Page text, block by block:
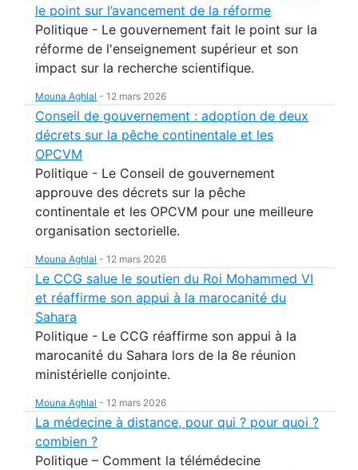
le point sur l’avancement de la réforme
Politique - Le gouvernement fait le point sur la
réforme de l'enseignement supérieur et son
impact sur la recherche scientifique.
Mouna Aghlal - 12 mars 2026
Conseil de gouvernement : adoption de deux
décrets sur la pêche continentale et les
OPCVM
Politique - Le Conseil de gouvernement
approuve des décrets sur la pêche
continentale et les OPCVM pour une meilleure
organisation sectorielle.
Mouna Aghlal - 12 mars 2026
Le CCG salue le soutien du Roi Mohammed VI
et réaffirme son appui à la marocanité du
Sahara
Politique - Le CCG réaffirme son appui à la
marocanité du Sahara lors de la 8e réunion
ministérielle conjointe.
Mouna Aghlal - 12 mars 2026
La médecine à distance, pour qui ? pour quoi ?
combien ?
Politique – Comment la télémédecine